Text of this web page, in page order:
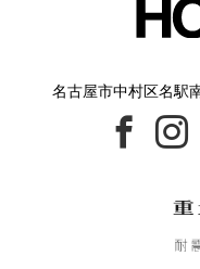
名古屋市中村区名駅